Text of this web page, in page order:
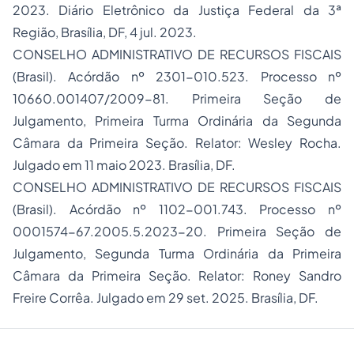
2023. Diário Eletrônico da Justiça Federal da 3ª
Região, Brasília, DF, 4 jul. 2023.
CONSELHO ADMINISTRATIVO DE RECURSOS FISCAIS
(Brasil). Acórdão nº 2301-010.523. Processo nº
10660.001407/2009-81. Primeira Seção de
Julgamento, Primeira Turma Ordinária da Segunda
Câmara da Primeira Seção. Relator: Wesley Rocha.
Julgado em 11 maio 2023. Brasília, DF.
CONSELHO ADMINISTRATIVO DE RECURSOS FISCAIS
(Brasil). Acórdão nº 1102-001.743. Processo nº
0001574-67.2005.5.2023-20. Primeira Seção de
Julgamento, Segunda Turma Ordinária da Primeira
Câmara da Primeira Seção. Relator: Roney Sandro
Freire Corrêa. Julgado em 29 set. 2025. Brasília, DF.